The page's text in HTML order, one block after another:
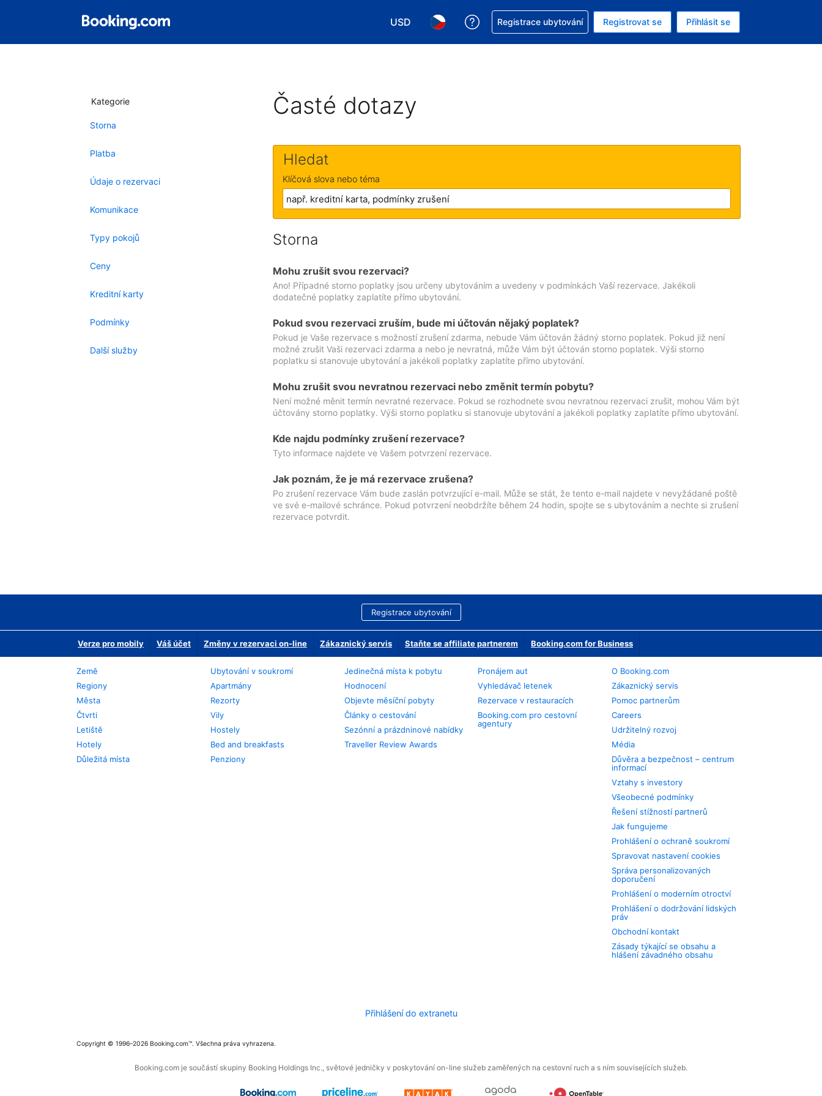
USD
Vyberte si měnu. Aktuálně zvolená měna: Americký dolar
Vyberte si jazyk. Aktuálně zvolený jazyk: V češtině
Asistence s rezervací
Registrace ubytování Registrovat se Přihlásit se
Kategorie
Storna
Platba
Údaje o rezervaci
Komunikace
Typy pokojů
Ceny
Kreditní karty
Podmínky
Další služby
Časté dotazy
Hledat
Klíčová slova nebo téma
Storna
Mohu zrušit svou rezervaci?
Ano! Případné storno poplatky jsou určeny ubytováním a uvedeny v podmínkách Vaší rezervace. Jakékoli
dodatečné poplatky zaplatíte přímo ubytování.
Pokud svou rezervaci zruším, bude mi účtován nějaký poplatek?
Pokud je Vaše rezervace s možností zrušení zdarma, nebude Vám účtován žádný storno poplatek. Pokud již není
možné zrušit Vaši rezervaci zdarma a nebo je nevratná, může Vám být účtován storno poplatek. Výši storno
poplatku si stanovuje ubytování a jakékoli poplatky zaplatíte přímo ubytování.
Mohu zrušit svou nevratnou rezervaci nebo změnit termín pobytu?
Není možné měnit termín nevratné rezervace. Pokud se rozhodnete svou nevratnou rezervaci zrušit, mohou Vám být
účtovány storno poplatky. Výši storno poplatku si stanovuje ubytování a jakékoli poplatky zaplatíte přímo ubytování.
Kde najdu podmínky zrušení rezervace?
Tyto informace najdete ve Vašem potvrzení rezervace.
Jak poznám, že je má rezervace zrušena?
Po zrušení rezervace Vám bude zaslán potvrzující e-mail. Může se stát, že tento e-mail najdete v nevyžádané poště
ve své e-mailové schránce. Pokud potvrzení neobdržíte během 24 hodin, spojte se s ubytováním a nechte si zrušení
rezervace potvrdit.
Registrace ubytování
Verze pro mobily Váš účet Změny v rezervaci on-line Zákaznický servis Staňte se affiliate partnerem Booking.com for Business
Země
Regiony
Města
Čtvrti
Letiště
Hotely
Důležitá místa
Ubytování v soukromí
Apartmány
Rezorty
Vily
Hostely
Bed and breakfasts
Penziony
Jedinečná místa k pobytu
Hodnocení
Objevte měsíční pobyty
Články o cestování
Sezónní a prázdninové nabídky
Traveller Review Awards
Pronájem aut
Vyhledávač letenek
Rezervace v restauracích
Booking.com pro cestovní
agentury
O Booking.com
Zákaznický servis
Pomoc partnerům
Careers
Udržitelný rozvoj
Média
Důvěra a bezpečnost – centrum
informací
Vztahy s investory
Všeobecné podmínky
Řešení stížností partnerů
Jak fungujeme
Prohlášení o ochraně soukromí
Spravovat nastavení cookies
Správa personalizovaných
doporučení
Prohlášení o moderním otroctví
Prohlášení o dodržování lidských
práv
Obchodní kontakt
Zásady týkající se obsahu a
hlášení závadného obsahu
Přihlášení do extranetu
Copyright © 1996–2026 Booking.com™. Všechna práva vyhrazena.
Booking.com je součástí skupiny Booking Holdings Inc., světové jedničky v poskytování on-line služeb zaměřených na cestovní ruch a s ním souvisejících služeb.